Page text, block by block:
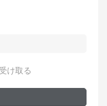
け取る